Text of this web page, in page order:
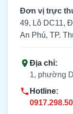
Đơn vị trực
49, Lô DC11,
An Phú, TP.
Địa chỉ:
1, phường
Hotline: